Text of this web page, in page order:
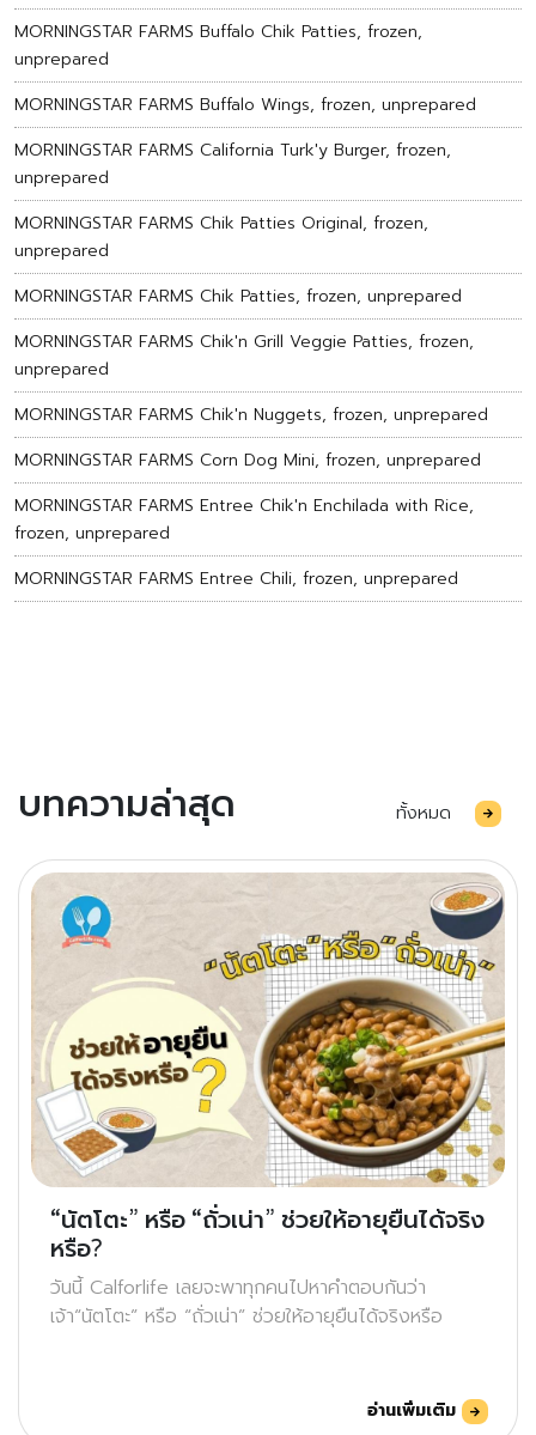
MORNINGSTAR FARMS Buffalo Chik Patties, frozen,
unprepared
MORNINGSTAR FARMS Buffalo Wings, frozen, unprepared
MORNINGSTAR FARMS California Turk'y Burger, frozen,
unprepared
MORNINGSTAR FARMS Chik Patties Original, frozen,
unprepared
MORNINGSTAR FARMS Chik Patties, frozen, unprepared
MORNINGSTAR FARMS Chik'n Grill Veggie Patties, frozen,
unprepared
MORNINGSTAR FARMS Chik'n Nuggets, frozen, unprepared
MORNINGSTAR FARMS Corn Dog Mini, frozen, unprepared
MORNINGSTAR FARMS Entree Chik'n Enchilada with Rice,
frozen, unprepared
MORNINGSTAR FARMS Entree Chili, frozen, unprepared
บทความล่าสุด ทั้งหมด
“นัตโตะ” หรือ “ถั่วเน่า” ช่วยให้อายุยืนได้จริง
หรือ?
วันนี้ Calforlife เลยจะพาทุกคนไปหาคำตอบกันว่า
เจ้า“นัตโตะ” หรือ “ถั่วเน่า” ช่วยให้อายุยืนได้จริงหรือ
อ่านเพิ่มเติม